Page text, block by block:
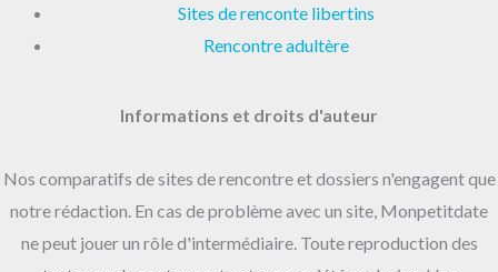
Sites de renconte libertins
Rencontre adultère
Informations et droits d'auteur
Nos comparatifs de sites de rencontre et dossiers n'engagent que
notre rédaction. En cas de problème avec un site, Monpetitdate
ne peut jouer un rôle d'intermédiaire. Toute reproduction des